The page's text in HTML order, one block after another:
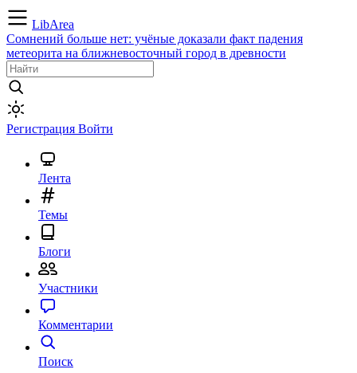
LibArea
Сомнений больше нет: учёные доказали факт падения
метеорита на ближневосточный город в древности
Регистрация Войти
Лента
Темы
Блоги
Участники
Комментарии
Поиск